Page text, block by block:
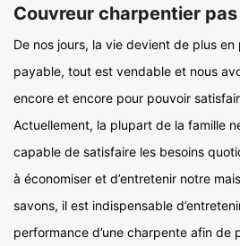
Couvreur charpentier
De nos jours, la vie devient de plus
payable, tout est vendable et nous
encore et encore pour pouvoir
Actuellement, la plupart de la famille
capable de satisfaire les besoins
à économiser et d’entretenir notre
savons, il est indispensable
performance d’une charpente afin de